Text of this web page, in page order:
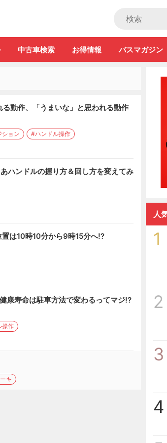
中古車検索 お得情報 バスマガジン
動作、「うまいな」と思われる動作
ション #ハンドル操作
ハンドルの握り方＆回し方を変えてみ
は10時10分から9時15分へ!?
寿命は駐車方法で変わるってマジ!?
操作
キ
人
1
2
3
4